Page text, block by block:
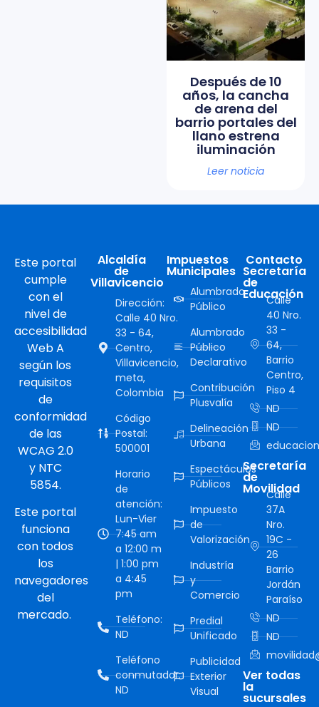
Después de 10
años, la cancha
de arena del
barrio portales del
llano estrena
iluminación
Leer noticia
Este portal
cumple
con el
nivel de
accesibilidad
Web A
según los
requisitos
de
conformidad
de las
WCAG 2.0
y NTC
5854.
Este portal
funciona
con todos
los
navegadores
del
mercado.
Alcaldía
de
Villavicencio
Dirección:
Calle 40 Nro.
33 - 64,
Centro,
Villavicencio,
meta,
Colombia
Código
Postal:
500001
Horario
de
atención:
Lun-Vier
7:45 am
a 12:00 m
| 1:00 pm
a 4:45
pm
Teléfono:
ND
Teléfono
conmutador:
ND
Impuestos
Municipales
Alumbrado
Público
Alumbrado
Público
Declarativo
Contribución
Plusvalía
Delineación
Urbana
Espectáculos
Públicos
Impuesto
de
Valorización
Industría
y
Comercio
Predial
Unificado
Publicidad
Exterior
Visual
Contacto
Secretaría
de
Educación
Calle
40 Nro.
33 -
64,
Barrio
Centro,
Piso 4
ND
ND
Secretaría
de
Movilidad
Calle
37A
Nro.
19C -
26
Barrio
Jordán
Paraíso
ND
ND
Ver todas
la
sucursales